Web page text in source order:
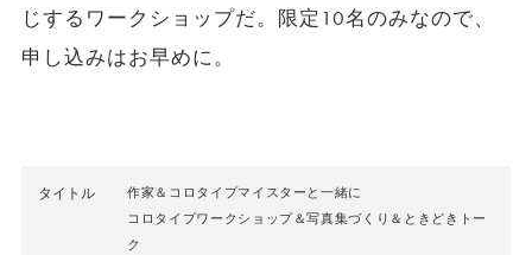
じするワークショップだ。限定10名のみなので、
申し込みはお早めに。
タイトル
作家＆コロタイプマイスターと一緒に
コロタイプワークショップ＆写真集づくり＆ときどきトー
ク